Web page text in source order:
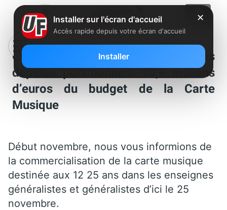
Offre légale de musique : les
députés ponctionnent 10,9 millions
d’euros du budget de la Carte
Musique
Début novembre, nous vous informions de
la commercialisation de la carte musique
destinée aux 12 25 ans dans les enseignes
généralistes et généralistes d’ici le 25
novembre.
✕
Installer sur l'écran d'accueil
Accès rapide depuis votre écran d'accueil
Installer